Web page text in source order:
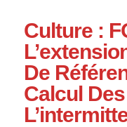
Culture :
De
Calcul